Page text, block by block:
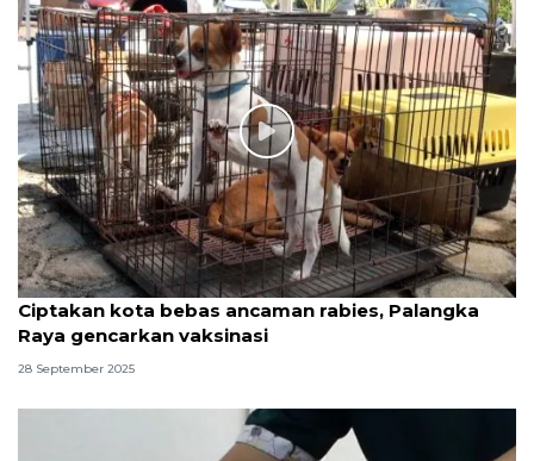
Ciptakan kota bebas ancaman rabies, Palangka
Raya gencarkan vaksinasi
28 September 2025